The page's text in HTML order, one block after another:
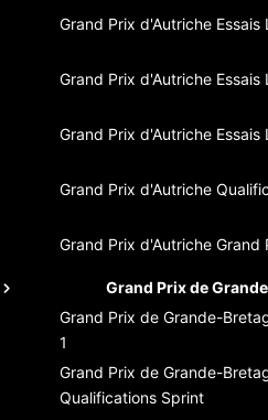
Grand Prix d'Autriche Essais
Grand Prix d'Autriche Essais
Grand Prix d'Autriche Essais
Grand Prix d'Autriche
Grand Prix d'Autriche Grand
Grand Prix de
Grand Prix de Grande-
1
Grand Prix de Grande-
Qualifications Sprint